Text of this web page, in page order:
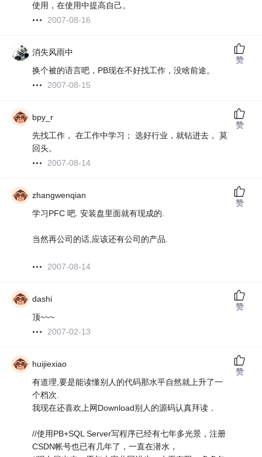
使用，在使用中提高自己。
2007-08-16
消失风雨中
换个被的语言吧，PB现在不好找工作，没啥前途。
2007-08-15
赞
bpy_r
先找工作， 在工作中学习； 选好行业，就钻进去， 莫
回头。
2007-08-14
赞
zhangwenqian
学习PFC 吧. 安装盘里面就有现成的.
当然再公司的话,应该还有公司的产品.
2007-08-14
赞
dashi
顶~~~
2007-02-13
赞
huijiexiao
有道理,要是能读懂别人的代码那水平自然就上升了一
个档次.
我现在还喜欢上网Download别人的源码认真拜读．
//使用PB+SQL Server写程序已经有七年多光景，注册
CSDN帐号也已有几年了，一直在潜水，
赞